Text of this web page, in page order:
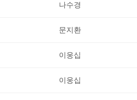
나수경
문지환
이웅십
이웅십